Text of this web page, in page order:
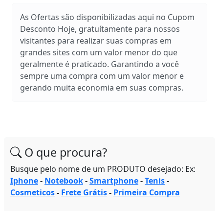
As Ofertas são disponibilizadas aqui no Cupom
Desconto Hoje, gratuítamente para nossos
visitantes para realizar suas compras em
grandes sites com um valor menor do que
geralmente é praticado. Garantindo a você
sempre uma compra com um valor menor e
gerando muita economia em suas compras.
O que procura?
Busque pelo nome de um PRODUTO desejado: Ex:
Iphone- Notebook-Smartphone-Tenis-
Cosmeticos- Frete Grátis- Primeira Compra